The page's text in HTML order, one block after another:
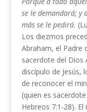
se le demandará; y
más se le pedirá.
Los diezmos
Abraham, el Padre
sacerdote del Dios
discípulo de Jesús,
de reconocer el
(quien es
Hebreos 7:1-28).